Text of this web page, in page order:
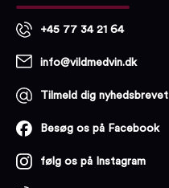
+45 77 34 21 64
info@vildmedvin.dk
Tilmeld dig nyhedsbrevet
Besøg os på Facebook
følg os på Instagram